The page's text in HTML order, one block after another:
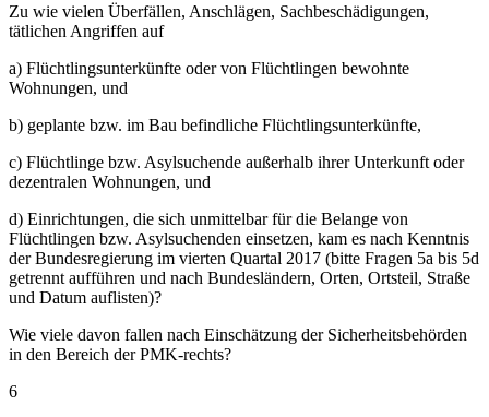
Zu wie vielen Überfällen, Anschlägen, Sachbeschädigungen,
tätlichen Angriffen auf
a) Flüchtlingsunterkünfte oder von Flüchtlingen bewohnte
Wohnungen, und
b) geplante bzw. im Bau befindliche Flüchtlingsunterkünfte,
c) Flüchtlinge bzw. Asylsuchende außerhalb ihrer Unterkunft oder
dezentralen Wohnungen, und
d) Einrichtungen, die sich unmittelbar für die Belange von
Flüchtlingen bzw. Asylsuchenden einsetzen, kam es nach Kenntnis
der Bundesregierung im vierten Quartal 2017 (bitte Fragen 5a bis 5d
getrennt aufführen und nach Bundesländern, Orten, Ortsteil, Straße
und Datum auflisten)?
Wie viele davon fallen nach Einschätzung der Sicherheitsbehörden
in den Bereich der PMK-rechts?
6